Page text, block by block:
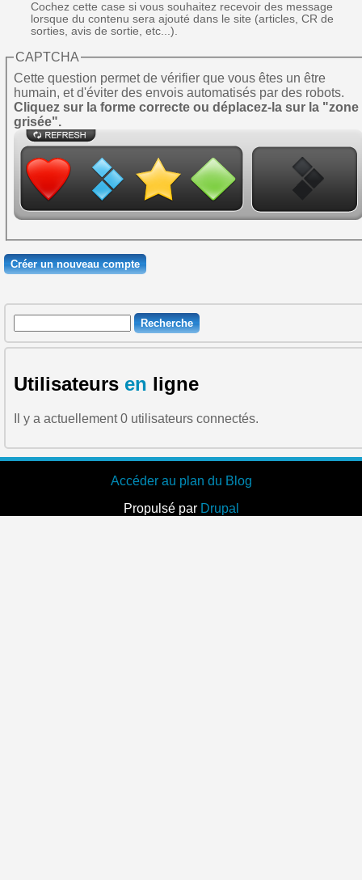
Cochez cette case si vous souhaitez recevoir des message
lorsque du contenu sera ajouté dans le site (articles, CR de
sorties, avis de sortie, etc...).
CAPTCHA
Cette question permet de vérifier que vous êtes un être
humain, et d'éviter des envois automatisés par des robots.
Cliquez sur la forme correcte ou déplacez-la sur la "zone
grisée".
Formulaire de recherche
Recherche
Utilisateurs en ligne
Il y a actuellement 0 utilisateurs connectés.
Accéder au plan du Blog
Propulsé par Drupal